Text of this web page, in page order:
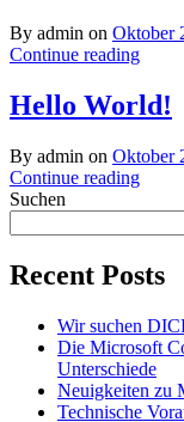
By admin on Oktober
Continue reading
Hello World!
By admin on Oktober
Continue reading
Suchen
Recent Posts
Wir suchen
Die Microsoft
Unterschiede
Neuigkeiten zu
Technische